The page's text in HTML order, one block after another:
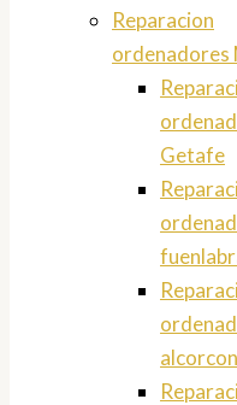
Reparacion
ordenadores
Getafe
alcorcon